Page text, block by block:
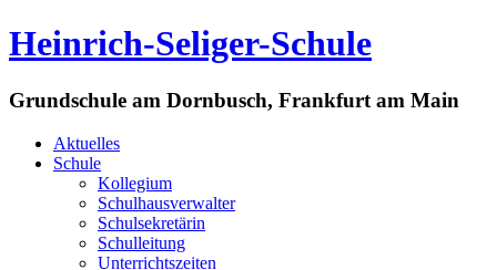
Heinrich-Seliger-Schule
Grundschule am Dornbusch, Frankfurt am Main
Aktuelles
Schule
Kollegium
Schulhausverwalter
Schulsekretärin
Schulleitung
Unterrichtszeiten